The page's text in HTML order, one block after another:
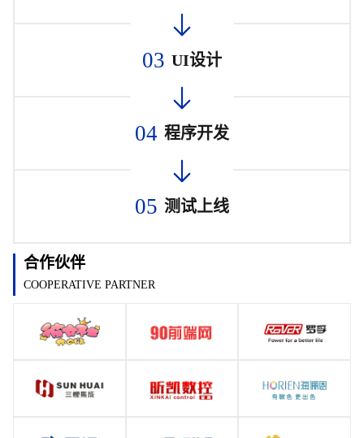
03 UI设计
04 程序开发
05 测试上线
合作伙伴
COOPERATIVE PARTNER